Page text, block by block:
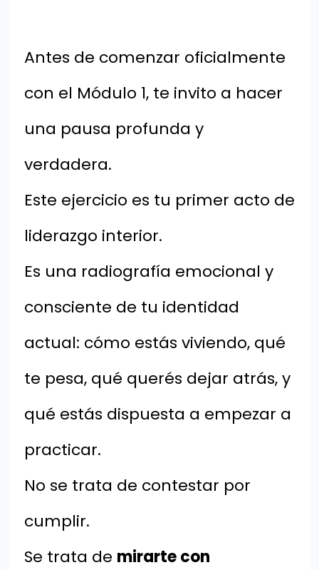
Antes de comenzar oficialmente
con el Módulo 1, te invito a hacer
una pausa profunda y
verdadera.
Este ejercicio es tu primer acto de
liderazgo interior.
Es una radiografía emocional y
consciente de tu identidad
actual: cómo estás viviendo, qué
te pesa, qué querés dejar atrás, y
qué estás dispuesta a empezar a
practicar.
No se trata de contestar por
cumplir.
Se trata de mirarte con